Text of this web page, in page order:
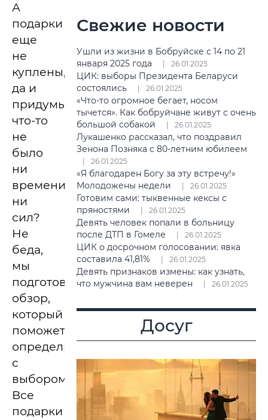
А
подарки
еще
не
куплены,
да и
придумывать
что-то
не
было
ни
времени,
ни
сил?
Не
беда,
мы
подготовили
обзор,
который
поможет
определиться
с
выбором.
Все
подарки
Свежие новости
Ушли из жизни в Бобруйске с 14 по 21
января 2025 года
26.01.2025
ЦИК: выборы Президента Беларуси
состоялись
26.01.2025
«Что-то огромное бегает, носом
тычется». Как бобруйчане живут с очень
большой собакой
26.01.2025
Лукашенко рассказал, что поздравил
Зенона Позняка с 80-летним юбилеем
26.01.2025
«Я благодарен Богу за эту встречу!»
Молодожены недели
26.01.2025
Готовим сами: тыквенные кексы с
пряностями
26.01.2025
Девять человек попали в больницу
после ДТП в Гомеле
26.01.2025
ЦИК о досрочном голосовании: явка
составила 41,81%
26.01.2025
Девять признаков измены: как узнать,
что мужчина вам неверен
26.01.2025
Досуг